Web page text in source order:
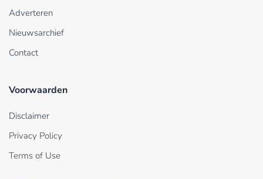
Adverteren
Nieuwsarchief
Contact
Voorwaarden
Disclaimer
Privacy Policy
Terms of Use